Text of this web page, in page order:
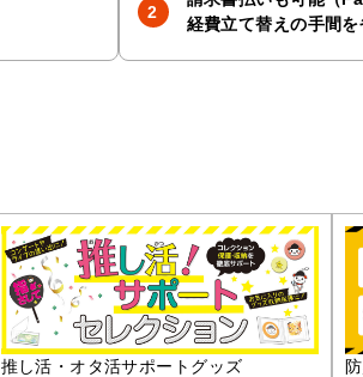
経費立て替えの手間を
推し活・オタ活サポートグッズ